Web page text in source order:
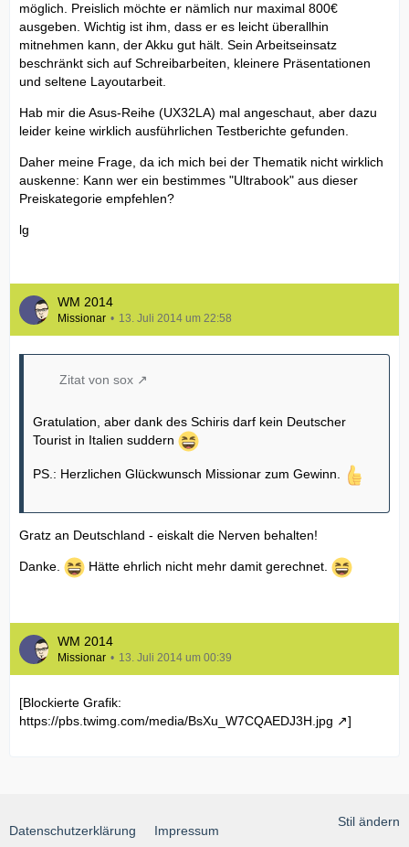
möglich. Preislich möchte er nämlich nur maximal 800€
ausgeben. Wichtig ist ihm, dass er es leicht überallhin
mitnehmen kann, der Akku gut hält. Sein Arbeitseinsatz
beschränkt sich auf Schreibarbeiten, kleinere Präsentationen
und seltene Layoutarbeit.
Hab mir die Asus-Reihe (UX32LA) mal angeschaut, aber dazu
leider keine wirklich ausführlichen Testberichte gefunden.
Daher meine Frage, da ich mich bei der Thematik nicht wirklich
auskenne: Kann wer ein bestimmes "Ultrabook" aus dieser
Preiskategorie empfehlen?
lg
WM 2014
Missionar 13. Juli 2014 um 22:58
Zitat von sox
Gratulation, aber dank des Schiris darf kein Deutscher
Tourist in Italien suddern
PS.: Herzlichen Glückwunsch Missionar zum Gewinn.
Gratz an Deutschland - eiskalt die Nerven behalten!
Danke. Hätte ehrlich nicht mehr damit gerechnet.
WM 2014
Missionar 13. Juli 2014 um 00:39
[Blockierte Grafik:
https://pbs.twimg.com/media/BsXu_W7CQAEDJ3H.jpg
]
Stil ändern
Datenschutzerklärung Impressum